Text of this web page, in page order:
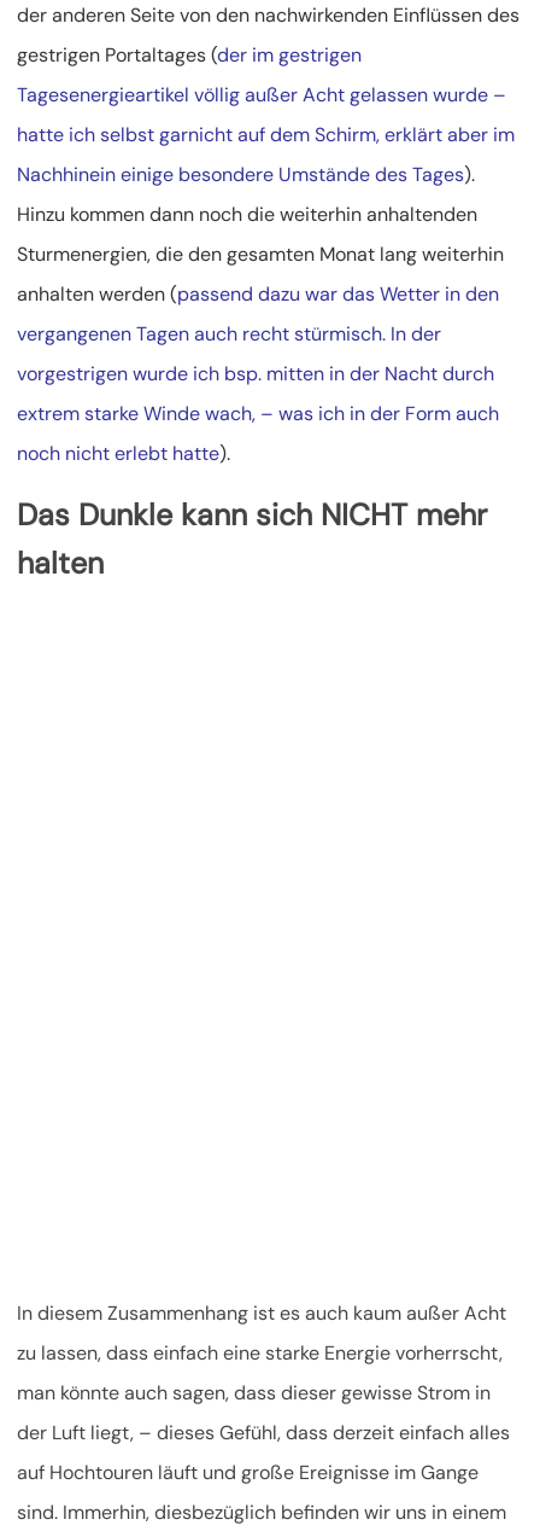
der anderen Seite von den nachwirkenden Einflüssen des
gestrigen Portaltages (der im gestrigen
Tagesenergieartikel völlig außer Acht gelassen wurde –
hatte ich selbst garnicht auf dem Schirm, erklärt aber im
Nachhinein einige besondere Umstände des Tages).
Hinzu kommen dann noch die weiterhin anhaltenden
Sturmenergien, die den gesamten Monat lang weiterhin
anhalten werden (passend dazu war das Wetter in den
vergangenen Tagen auch recht stürmisch. In der
vorgestrigen wurde ich bsp. mitten in der Nacht durch
extrem starke Winde wach, – was ich in der Form auch
noch nicht erlebt hatte).
Das Dunkle kann sich NICHT mehr
halten
In diesem Zusammenhang ist es auch kaum außer Acht
zu lassen, dass einfach eine starke Energie vorherrscht,
man könnte auch sagen, dass dieser gewisse Strom in
der Luft liegt, – dieses Gefühl, dass derzeit einfach alles
auf Hochtouren läuft und große Ereignisse im Gange
sind. Immerhin, diesbezüglich befinden wir uns in einem